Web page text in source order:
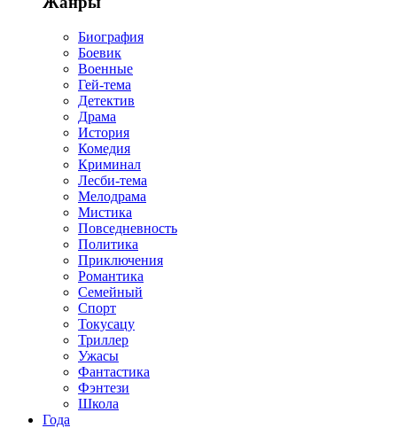
Биография
Боевик
Военные
Гей-тема
Детектив
Драма
История
Комедия
Криминал
Лесби-тема
Мелодрама
Мистика
Повседневность
Политика
Приключения
Романтика
Семейный
Спорт
Токусацу
Триллер
Ужасы
Фантастика
Фэнтези
Школа
Года